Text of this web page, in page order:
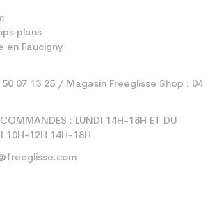
plans
en Faucigny
07 13 25 / Magasin Freeglisse Shop : 04
COMMANDES : LUNDI 14H-18H ET DU
10H-12H 14H-18H